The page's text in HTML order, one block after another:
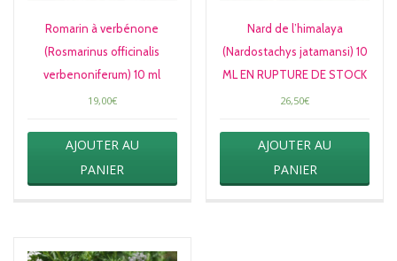
Romarin à verbénone
(Rosmarinus officinalis
verbenoniferum) 10 ml
19,00€
AJOUTER AU
PANIER
Nard de l’himalaya
(Nardostachys jatamansi) 10
ML EN RUPTURE DE STOCK
26,50€
AJOUTER AU
PANIER